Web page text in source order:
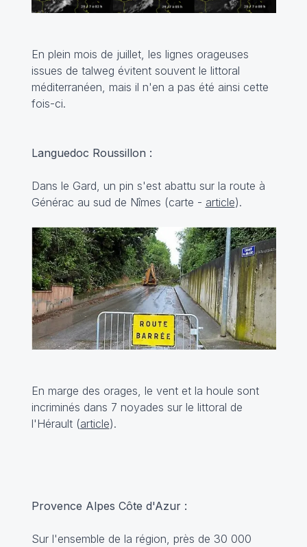
En plein mois de juillet, les lignes orageuses
issues de talweg évitent souvent le littoral
méditerranéen, mais il n'en a pas été ainsi cette
fois-ci.
Languedoc Roussillon :
Dans le Gard, un pin s'est abattu sur la route à
Générac au sud de Nîmes (carte - article).
En marge des orages, le vent et la houle sont
incriminés dans 7 noyades sur le littoral de
l'Hérault (article).
Provence Alpes Côte d'Azur :
Sur l'ensemble de la région, près de 30 000